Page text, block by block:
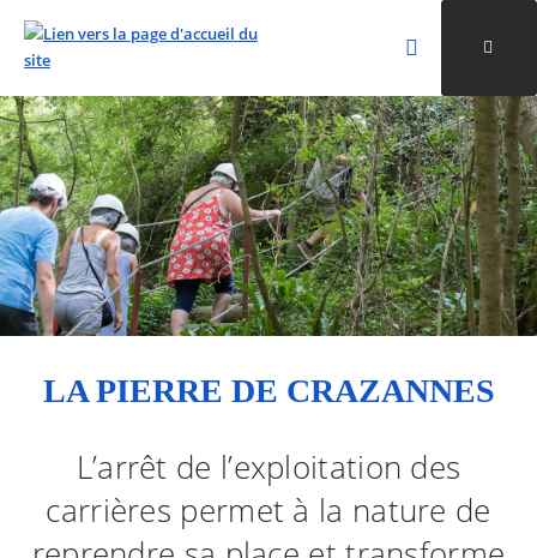
ALLER AU CONTENU
ALLER AU MENU
ALLER À LA RECHERCHE
Rechercher
Valider la
LA PIERRE DE CRAZANNES
L’arrêt de l’exploitation des
carrières permet à la nature de